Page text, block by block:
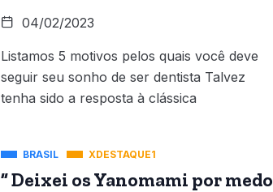
04/02/2023
Listamos 5 motivos pelos quais você deve
seguir seu sonho de ser dentista Talvez
tenha sido a resposta à clássica
BRASIL XDESTAQUE1
” Deixei os Yanomami por medo